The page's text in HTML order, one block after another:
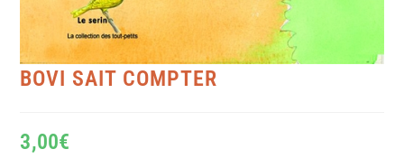
BOVI SAIT COMPTER
3,00€